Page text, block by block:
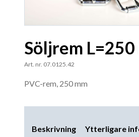
Söljrem
Art. nr. 07.0125.42
PVC-rem, 250 mm
Beskrivning Ytterligare